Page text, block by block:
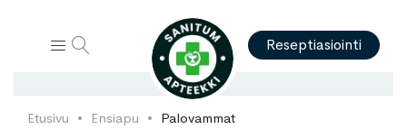
Reseptiasiointi
Etusivu Ensiapu Palovammat